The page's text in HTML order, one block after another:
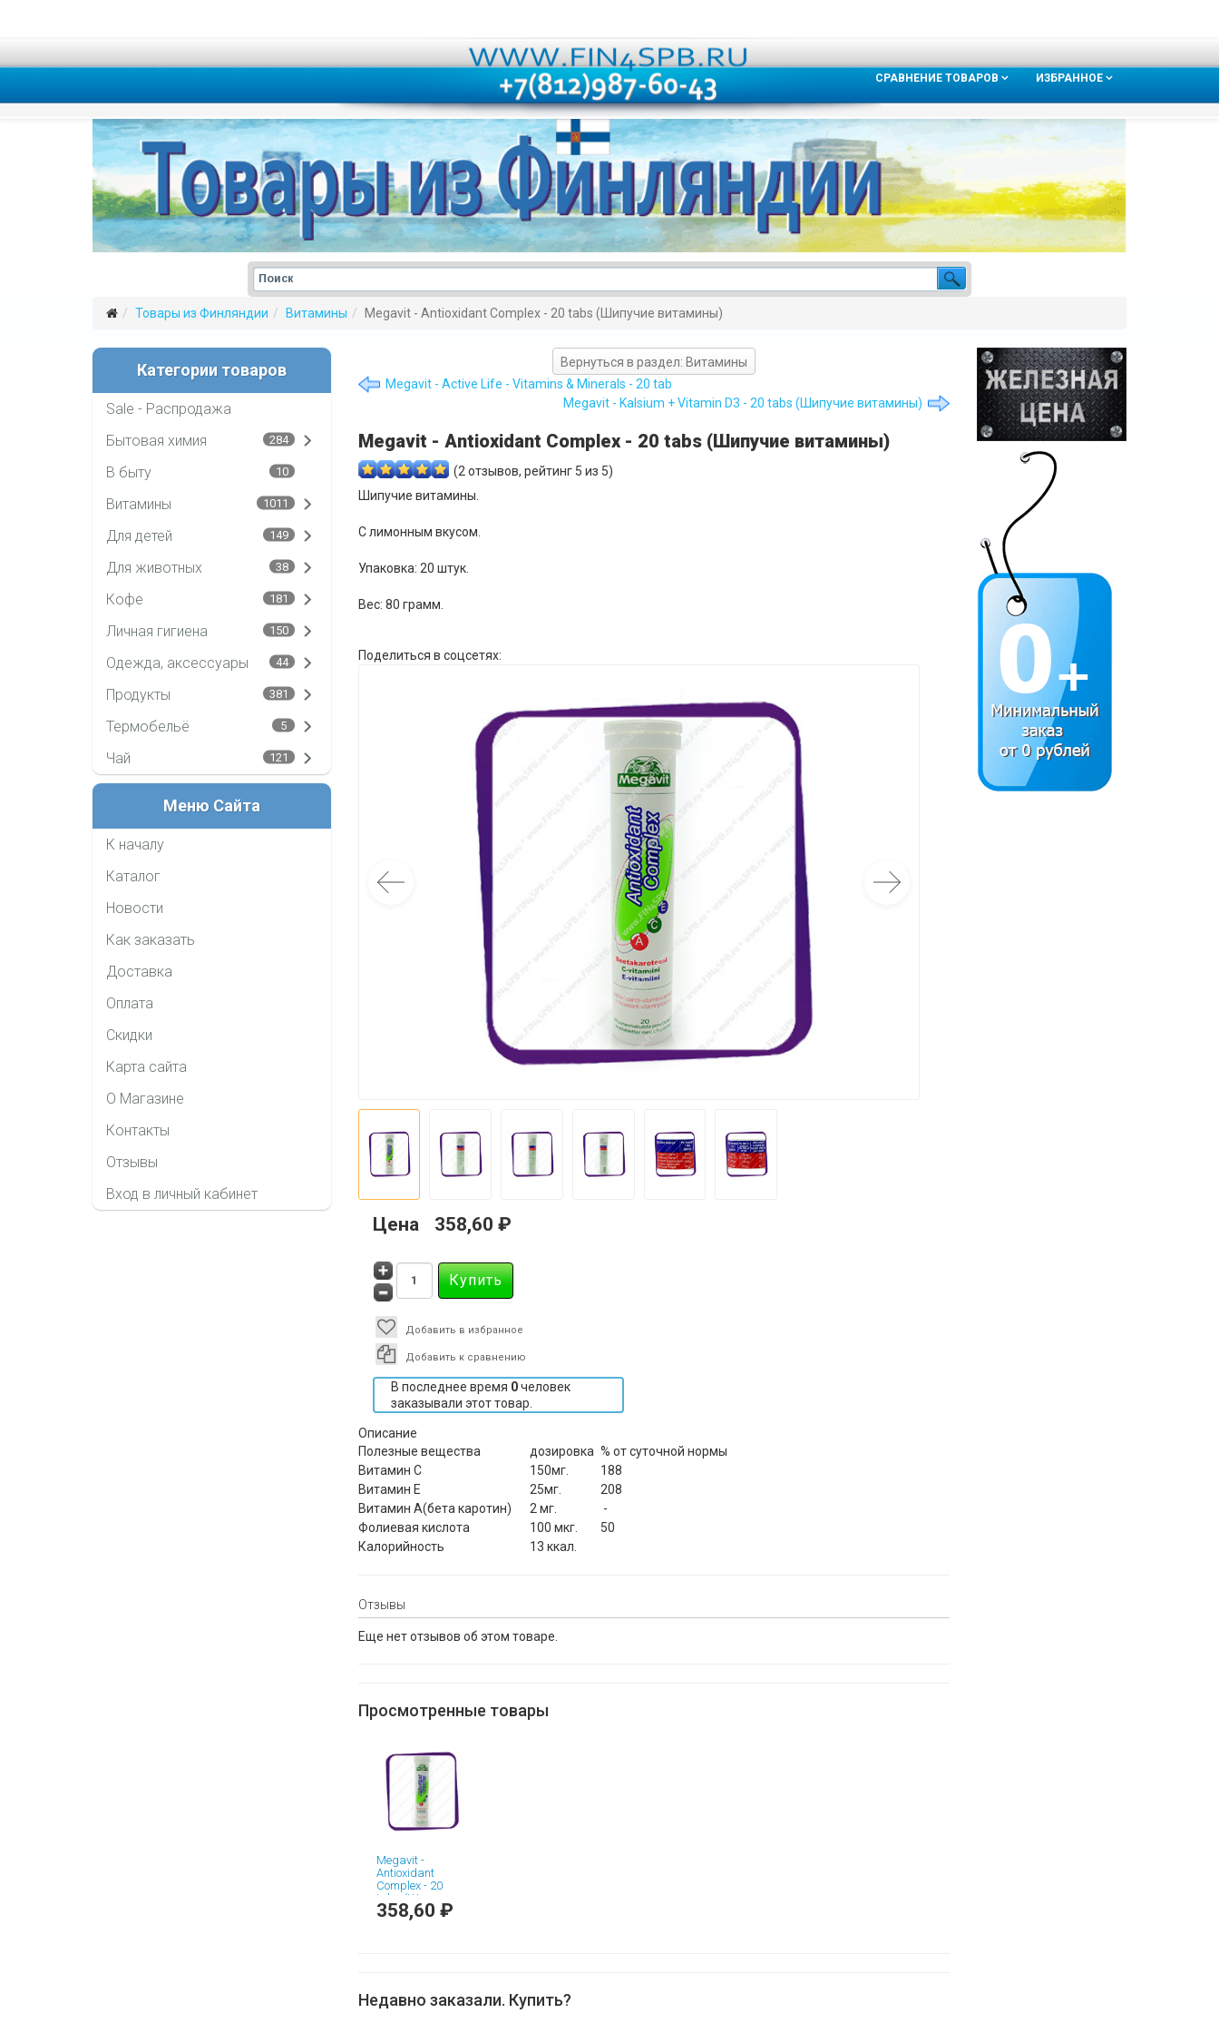
СРАВНЕНИЕ ТОВАРОВ ИЗБРАННОЕ
Товары из Финляндии Витамины Megavit - Antioxidant Complex - 20 tabs (Шипучие витамины)
Категории товаров
Sale - Распродажа
Бытовая химия
284
В быту 10
Витамины 1011
Для детей 149
Для животных 38
Кофе 181
Личная гигиена 150
Одежда, аксессуары 44
Продукты 381
Термобельё 5
Чай 121
Меню Сайта
К началу
Каталог
Новости
Как заказать
Доставка
Оплата
Скидки
Карта сайта
О Магазине
Контакты
Отзывы
Вход в личный кабинет
Вернуться в раздел: Витамины
Megavit - Active Life - Vitamins & Minerals - 20 tab
Megavit - Kalsium + Vitamin D3 - 20 tabs (Шипучие витамины)
Megavit - Antioxidant Complex - 20 tabs (Шипучие витамины)
(2 отзывов, рейтинг 5 из 5)
Шипучие витамины.
С лимонным вкусом.
Упаковка: 20 штук.
Вес: 80 грамм.
Поделиться в соцсетях:
Цена 358,60 ₽
Добавить в избранное
Добавить к сравнению
В последнее время 0человек
заказывали этот товар.
Описание
Полезные вещества
дозировка % от суточной нормы
Витамин С
150мг.
188
Витамин Е
25мг.
208
Витамин А(бета каротин)
2 мг.
-
Фолиевая кислота
100 мкг.
50
Калорийность
13 ккал.
Отзывы
Еще нет отзывов об этом товаре.
Просмотренные товары
Megavit -
Antioxidant
Complex - 20
tabs (Шипучие
витамины)
358,60 ₽
Недавно заказали. Купить?